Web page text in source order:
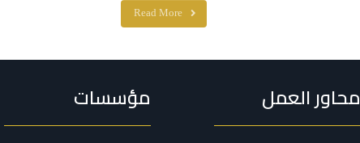
Read More
محاور العمل مؤسسات